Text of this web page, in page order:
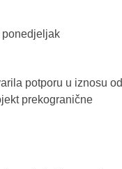
potporu u iznosu od
prekogranične